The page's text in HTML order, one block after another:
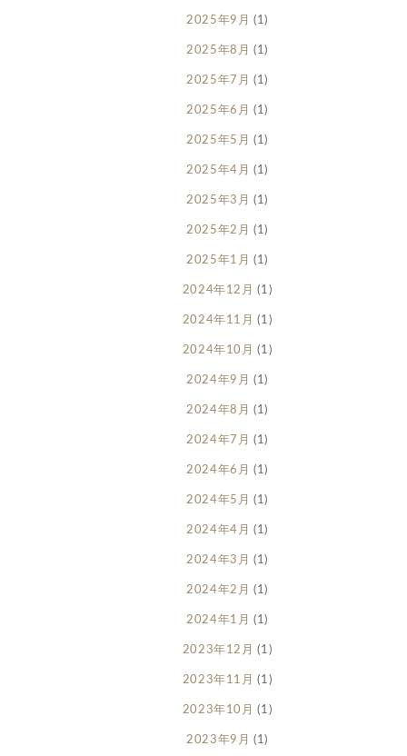
2025年9月 (1)
2025年8月 (1)
2025年7月 (1)
2025年6月 (1)
2025年5月 (1)
2025年4月 (1)
2025年3月 (1)
2025年2月 (1)
2025年1月 (1)
2024年12月 (1)
2024年11月 (1)
2024年10月 (1)
2024年9月 (1)
2024年8月 (1)
2024年7月 (1)
2024年6月 (1)
2024年5月 (1)
2024年4月 (1)
2024年3月 (1)
2024年2月 (1)
2024年1月 (1)
2023年12月 (1)
2023年11月 (1)
2023年10月 (1)
2023年9月 (1)